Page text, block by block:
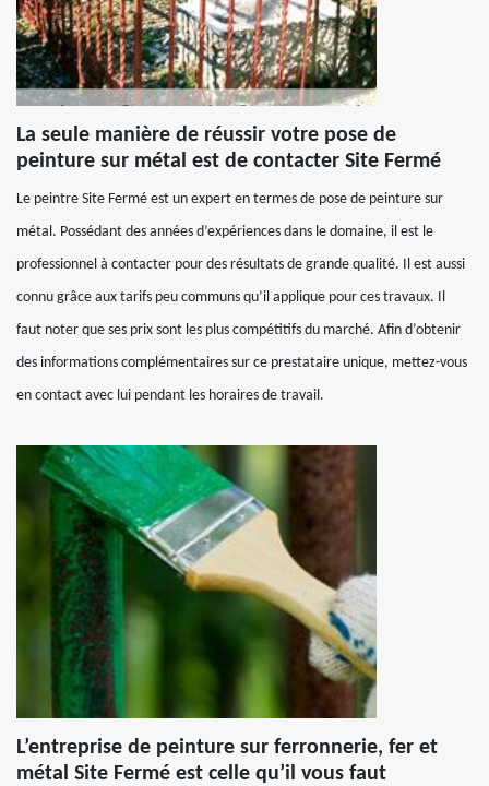
La seule manière de réussir votre pose de
peinture sur métal est de contacter Site Fermé
Le peintre Site Fermé est un expert en termes de pose de peinture sur
métal. Possédant des années d’expériences dans le domaine, il est le
professionnel à contacter pour des résultats de grande qualité. Il est aussi
connu grâce aux tarifs peu communs qu’il applique pour ces travaux. Il
faut noter que ses prix sont les plus compétitifs du marché. Afin d’obtenir
des informations complémentaires sur ce prestataire unique, mettez-vous
en contact avec lui pendant les horaires de travail.
L’entreprise de peinture sur ferronnerie, fer et
métal Site Fermé est celle qu’il vous faut